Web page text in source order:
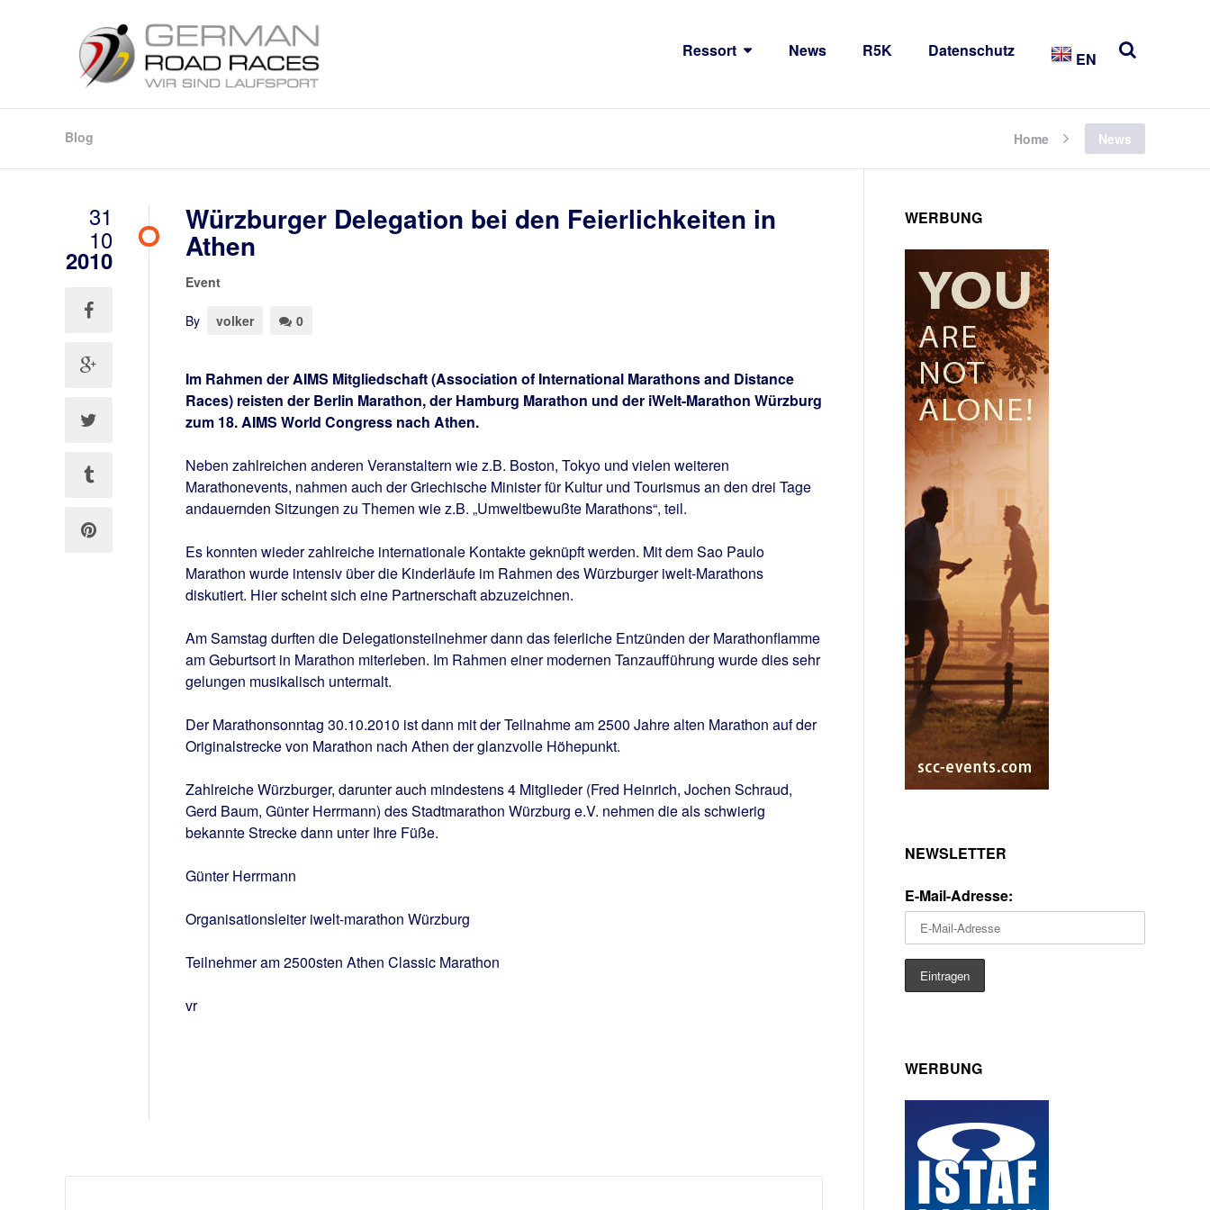
Ressort News R5K Datenschutz EN
Blog Home News
31
10
2010
Würzburger Delegation bei den Feierlichkeiten in
Athen
Event
By volker 0
Im Rahmen der AIMS Mitgliedschaft (Association of International Marathons and Distance
Races) reisten der Berlin Marathon, der Hamburg Marathon und der iWelt-Marathon Würzburg
zum 18. AIMS World Congress nach Athen.
Neben zahlreichen anderen Veranstaltern wie z.B. Boston, Tokyo und vielen weiteren
Marathonevents, nahmen auch der Griechische Minister für Kultur und Tourismus an den drei Tage
andauernden Sitzungen zu Themen wie z.B. „Umweltbewußte Marathons“, teil.
Es konnten wieder zahlreiche internationale Kontakte geknüpft werden. Mit dem Sao Paulo
Marathon wurde intensiv über die Kinderläufe im Rahmen des Würzburger iwelt-Marathons
diskutiert. Hier scheint sich eine Partnerschaft abzuzeichnen.
Am Samstag durften die Delegationsteilnehmer dann das feierliche Entzünden der Marathonflamme
am Geburtsort in Marathon miterleben. Im Rahmen einer modernen Tanzaufführung wurde dies sehr
gelungen musikalisch untermalt.
Der Marathonsonntag 30.10.2010 ist dann mit der Teilnahme am 2500 Jahre alten Marathon auf der
Originalstrecke von Marathon nach Athen der glanzvolle Höhepunkt.
Zahlreiche Würzburger, darunter auch mindestens 4 Mitglieder (Fred Heinrich, Jochen Schraud,
Gerd Baum, Günter Herrmann) des Stadtmarathon Würzburg e.V. nehmen die als schwierig
bekannte Strecke dann unter Ihre Füße.
Günter Herrmann
Organisationsleiter iwelt-marathon Würzburg
Teilnehmer am 2500sten Athen Classic Marathon
vr
WERBUNG
NEWSLETTER
E-Mail-Adresse:
WERBUNG